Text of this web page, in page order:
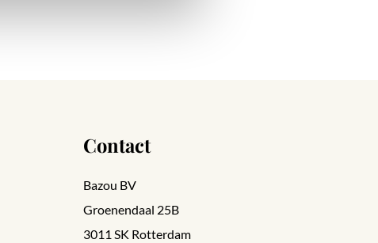
Contact
Bazou BV
Groenendaal 25B
3011 SK Rotterdam